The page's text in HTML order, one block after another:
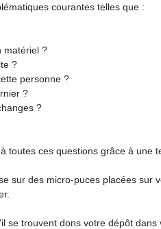
courantes telles que :
matériel ?
?
personne ?
?
?
toutes ces questions grâce à une
sur des micro-puces placées sur
se trouvent dons votre dépôt